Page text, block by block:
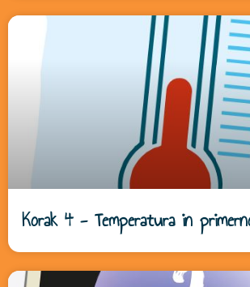
Korak 4 - Temperatura in